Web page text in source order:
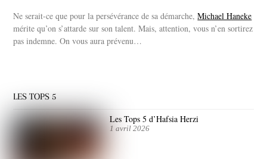
Ne serait-ce que pour la persévérance de sa démarche,Michael Haneke
mérite qu’on s’attarde sur son talent. Mais, attention, vous n’en sortirez
pas indemne. On vous aura prévenu…
LES TOPS 5
Les Tops 5 d’Hafsia Herzi
1 avril 2026